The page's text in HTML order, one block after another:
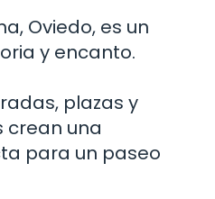
Oviedo, es un
y encanto.
plazas y
crean una
para un paseo